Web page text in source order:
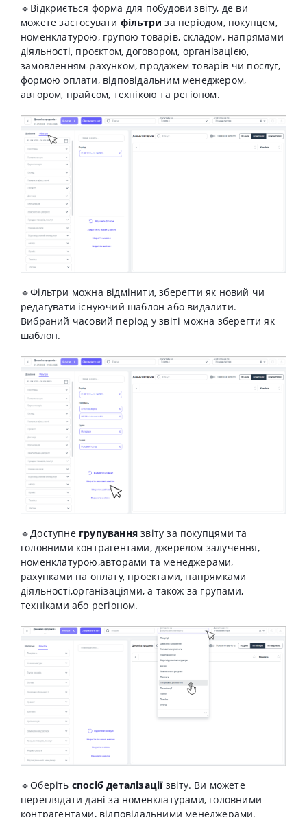
🔹Відкриється форма для побудови звіту, де ви
можете застосувати фільтриза періодом, покупцем,
номенклатурою, групою товарів, складом, напрямами
діяльності, проєктом, договором, організацією,
замовленням-рахунком, продажем товарів чи послуг,
формою оплати, відповідальним менеджером,
автором, прайсом, технікою та регіоном.
🔹Фільтри можна відмінити, зберегти як новий чи
редагувати існуючий шаблон або видалити.
Вибраний часовий період у звіті можна зберегти як
шаблон.
🔹Доступне групуваннязвіту за покупцями та
головними контрагентами, джерелом залучення,
номенклатурою,авторами та менеджерами,
рахунками на оплату, проектами, напрямками
діяльності,організаціями, а також за групами,
техніками або регіоном.
🔹Оберіть спосіб деталізації звіту. Ви можете
переглядати дані за номенклатурами, головними
контрагентами, відповідальними менеджерами,